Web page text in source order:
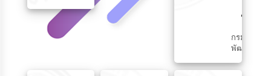
สด
กรม
พัฒนาที่ดิน